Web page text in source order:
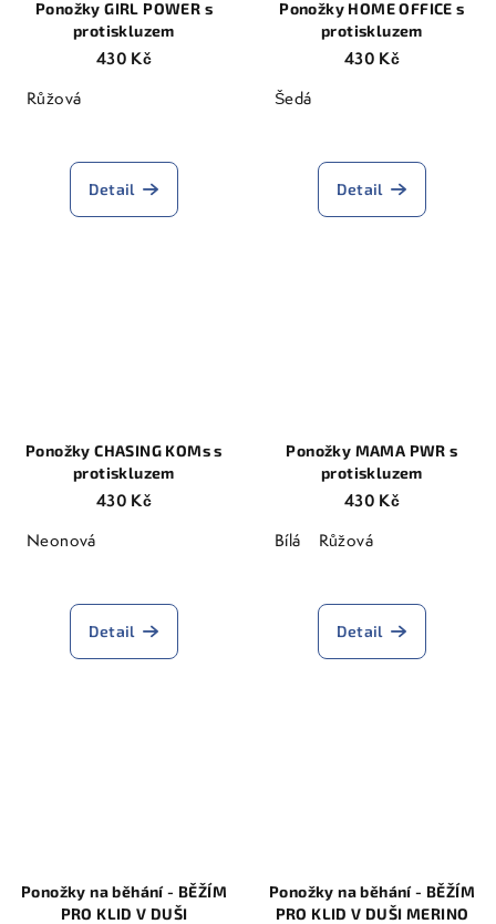
Ponožky GIRL POWER s
protiskluzem
430 Kč
Růžová
Detail
Ponožky HOME OFFICE s
protiskluzem
430 Kč
Šedá
Detail
Ponožky CHASING KOMs s
protiskluzem
430 Kč
Neonová
Detail
Ponožky MAMA PWR s
protiskluzem
430 Kč
Bílá Růžová
Detail
Ponožky na běhání - BĚŽÍM
PRO KLID V DUŠI
Ponožky na běhání - BĚŽÍM
PRO KLID V DUŠI MERINO